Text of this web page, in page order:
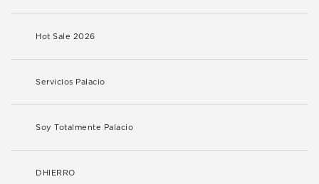
Hot Sale 2026
Servicios Palacio
Soy Totalmente Palacio
DHIERRO